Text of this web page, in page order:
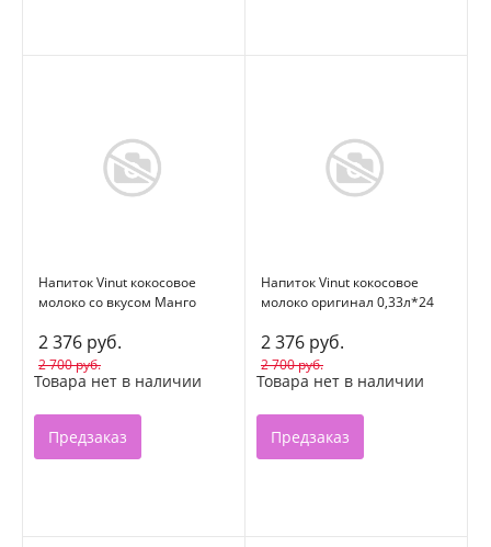
Напиток Vinut кокосовое
молоко со вкусом Манго
2 376 руб.
2 700 руб.
Товара нет в наличии
Предзаказ
Напиток Vinut кокосовое
молоко оригинал 0,33л*24
2 376 руб.
2 700 руб.
Товара нет в наличии
Предзаказ